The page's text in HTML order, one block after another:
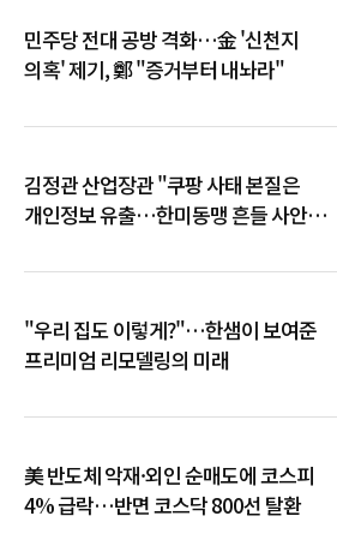
민주당 전대 공방 격화…金 '신천지
의혹' 제기, 鄭 "증거부터 내놔라"
김정관 산업장관 "쿠팡 사태 본질은
개인정보 유출…한미동맹 흔들 사안
"우리 집도 이렇게?"…한샘이 보여준
프리미엄 리모델링의 미래
美 반도체 악재·외인 순매도에 코스피
4% 급락…반면 코스닥 800선 탈환